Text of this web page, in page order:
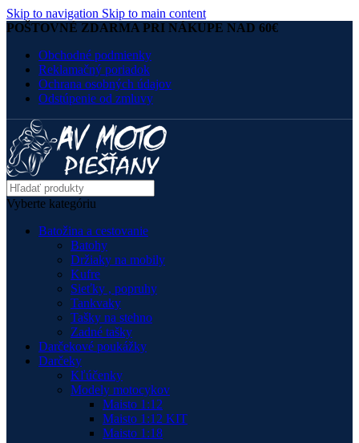
Skip to navigation Skip to main content
POŠTOVNÉ ZDARMA PRI NÁKUPE NAD 60€
Obchodné podmienky
Reklamačný poriadok
Ochrana osobných údajov
Odstúpenie od zmluvy
Vyberte kategóriu
Batožina a cestovanie
Batohy
Držiaky na mobily
Kufre
Sieťky , popruhy
Tankvaky
Tašky na stehno
Zadné tašky
Darčekové poukážky
Darčeky
Kľúčenky
Modely motocykov
Maisto 1:12
Maisto 1:12 KIT
Maisto 1:18